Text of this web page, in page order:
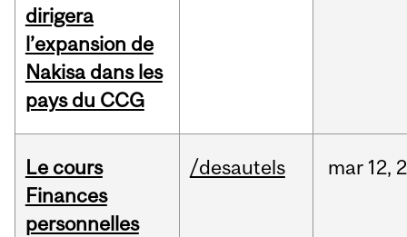
dirigera
l’expansion de
Nakisa dans les
pays du CCG
Le cours
Finances
personnelles
/desautels mar 12,